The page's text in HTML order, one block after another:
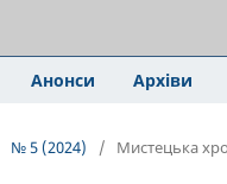
Анонси Архіви
№ 5 (2024) / Мистецька